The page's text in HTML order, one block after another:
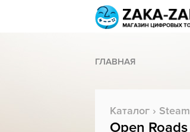
ГЛАВНАЯ
Каталог › Steam
Open Roads